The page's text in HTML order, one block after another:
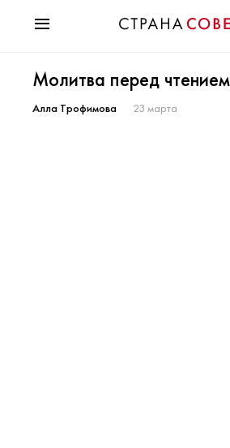
Мода
Звезды
Молитва перед
Алла Трофимова 23 марта